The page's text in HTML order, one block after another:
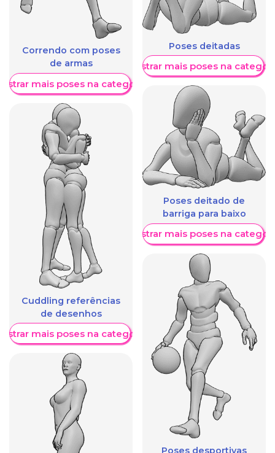
Correndo com poses
de armas
mais poses na categoria
Cuddling referências
de desenhos
mais poses na categoria
Poses deitadas
Mostrar mais poses na
Poses deitado de
barriga para baixo
Mostrar mais poses na
Poses desportivas